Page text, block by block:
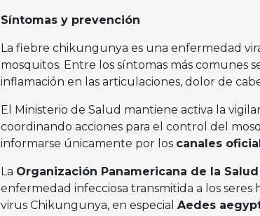
Síntomas y prevención
La fiebre chikungunya es una enfermedad
mosquitos. Entre los síntomas más comunes
inflamación en las articulaciones, dolor de
El Ministerio de Salud mantiene activa la
coordinando acciones para el control del
informarse únicamente por los canales
La Organización Panamericana de la Salud
enfermedad infecciosa transmitida a los
virus Chikungunya, en especial Aedes